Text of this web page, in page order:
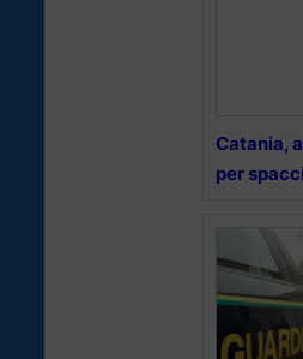
Catania,
per